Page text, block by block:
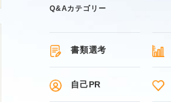
Q&Aカテゴリー
書類選考
自己PR